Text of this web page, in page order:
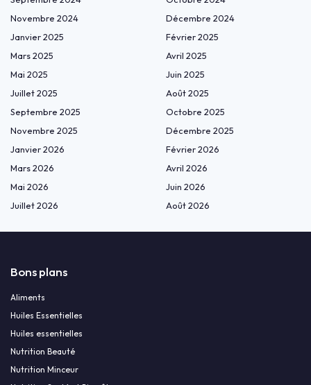
Novembre 2024
Décembre 2024
Janvier 2025
Février 2025
Mars 2025
Avril 2025
Mai 2025
Juin 2025
Juillet 2025
Août 2025
Septembre 2025
Octobre 2025
Novembre 2025
Décembre 2025
Janvier 2026
Février 2026
Mars 2026
Avril 2026
Mai 2026
Juin 2026
Juillet 2026
Août 2026
Bons plans
Aliments
Huiles Essentielles
Huiles essentielles
Nutrition Beauté
Nutrition Minceur